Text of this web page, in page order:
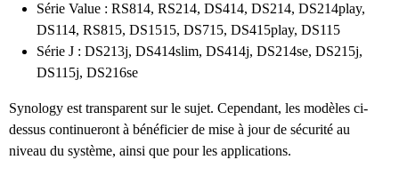
Série Value : RS814, RS214, DS414, DS214, DS214play,
DS114, RS815, DS1515, DS715, DS415play, DS115
Série J : DS213j, DS414slim, DS414j, DS214se, DS215j,
DS115j, DS216se
Synology est transparent sur le sujet. Cependant, les modèles ci-
dessus continueront à bénéficier de mise à jour de sécurité au
niveau du système, ainsi que pour les applications.